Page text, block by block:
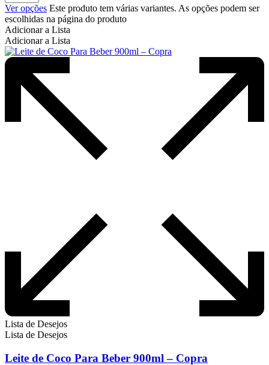
Ver opções Este produto tem várias variantes. As opções podem ser
escolhidas na página do produto
Adicionar a Lista
Adicionar a Lista
Lista de Desejos
Lista de Desejos
Leite de Coco Para Beber 900ml – Copra